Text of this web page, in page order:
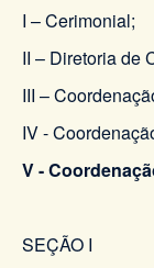
I – Cerimonial;
II – Diretoria de
III –
IV -
V -
SEÇÃO I